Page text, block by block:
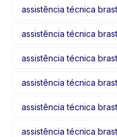
assistência técnica
assistência técnica
assistência técnica
assistência técnica
assistência técnica
assistência técnica